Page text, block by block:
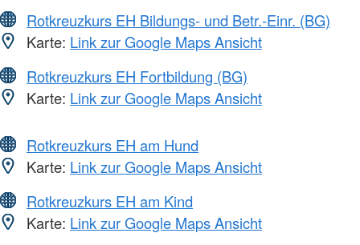
Rotkreuzkurs EH Bildungs- und Betr.-Einr. (BG)
Karte: Link zur Google Maps Ansicht
Rotkreuzkurs EH Fortbildung (BG)
Karte: Link zur Google Maps Ansicht
Rotkreuzkurs EH am Hund
Karte: Link zur Google Maps Ansicht
Rotkreuzkurs EH am Kind
Karte: Link zur Google Maps Ansicht